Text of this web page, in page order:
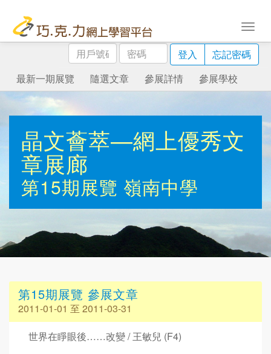
用
戶
號
碼
密
碼
登入
忘記密碼
最新一期展覽
隨選文章 參展詳情 參展學校
晶文薈萃—網上優秀文
章展廊
第15期展覽 嶺南中學
第15期展覽 參展文章
2011-01-01 至 2011-03-31
世界在睜眼後……改變 / 王敏兒 (F4)